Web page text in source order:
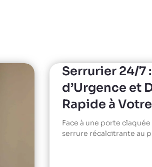
Serrurier 24/7
d’Urgence et
Rapide à
Face à une porte
serrure récalcitrante au